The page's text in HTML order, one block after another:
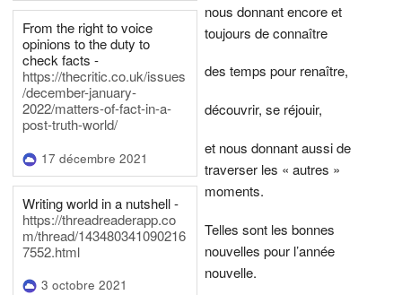
From the right to voice
opinions to the duty to
check facts -
https://thecritic.co.uk/issues
/december-january-
2022/matters-of-fact-in-a-
post-truth-world/
17 décembre 2021
Writing world in a nutshell -
https://threadreaderapp.co
m/thread/143480341090216
7552.html
3 octobre 2021
nous donnant encore et
toujours de connaître
des temps pour renaître,
découvrir, se réjouir,
et nous donnant aussi de
traverser les « autres »
moments.
Telles sont les bonnes
nouvelles pour l’année
nouvelle.